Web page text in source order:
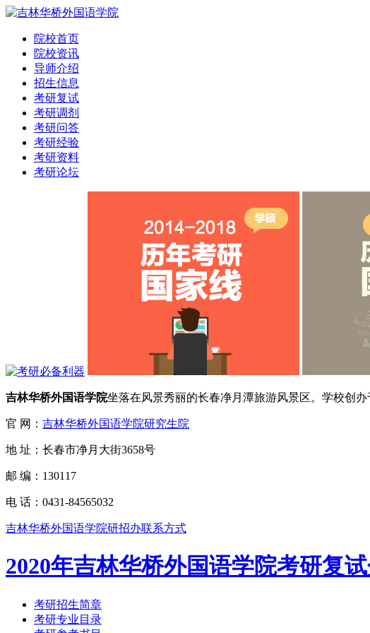
院校首页
院校资讯
导师介绍
招生信息
考研复试
考研调剂
考研问答
考研经验
考研资料
考研论坛
吉林华桥外国语学院坐落在风景秀丽的长春净月潭旅游风景区。学校创
官 网： 吉林华桥外国语学院研究生院
地 址：长春市净月大街3658号
邮 编：130117
电 话：0431-84565032
吉林华桥外国语学院研招办联系方式
2020年吉林华桥外国语学院考研复
考研招生简章
考研专业目录